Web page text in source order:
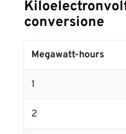
conversione
Megawatt-hours
1
2